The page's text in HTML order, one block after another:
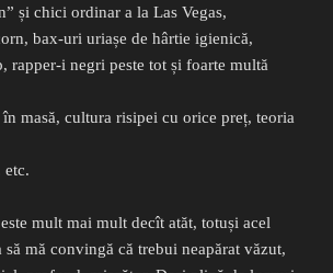
și chici ordinar a la Las Vegas,
bax-uri uriașe de hârtie igienică,
rapper-i negri peste tot și foarte multă
în masă, cultura risipei cu orice preț, teoria
etc.
mult mai mult decît atăt, totuși acel
să mă convingă că trebui neapărat văzut,